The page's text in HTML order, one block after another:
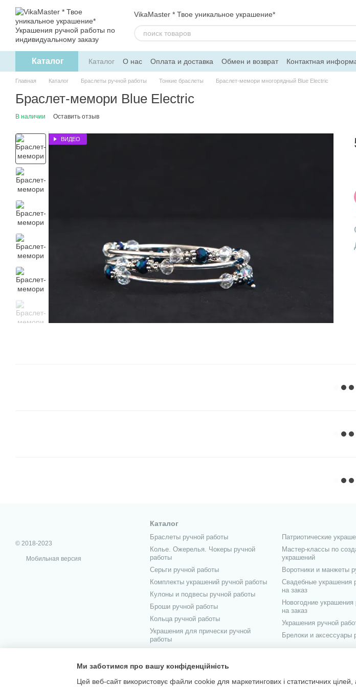
Перейти к основному контенту
VikaMaster * Твое уникальное украшение*
Каталог Каталог О нас Оплата и доставка Обмен и возврат Контактная
Политика конфиденциальности
Договор оферти
Главная Каталог Браслеты ручной работы Тонкие браслеты Браслет-мемори многорядный Blue Electric
Браслет-мемори Blue Electric
В наличии Оставить отзыв
ВИДЕО
© 2018-2023
Мобильная версия
Каталог
Браслеты ручной работы
Колье. Ожерелья. Чокеры ручной
работы
Серьги ручной работы
Комплекты украшений ручной работы
Кулоны и подвесы ручной работы
Броши ручной работы
Кольца ручной работы
Украшения для прически ручной
работы
Патриотические
Мастер-классы по
украшений
Воротники и манжеты
Свадебные украшения
на заказ
Новогодние украшения
на заказ
Украшения ручной
Брелоки и аксессуары
Ми заботимся про вашу конфіденційність
Цей веб-сайт використовує файли cookie для маркетингових і статистичних